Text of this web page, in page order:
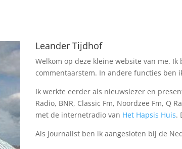
Leander Tijdhof
Welkom op deze kleine website van me.
commentaarstem. In andere functies ben
Ik werkte eerder als nieuwslezer en
Radio, BNR, Classic Fm, Noordzee Fm, Q
met de internetradio van Het Hapsis Huis.
Als journalist ben ik aangesloten bij de